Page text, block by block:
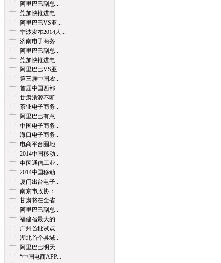
阿里巴巴副总...
莞加快推进电...
阿里巴巴VS亚...
宁波发布2014人...
济南电子商务...
阿里巴巴副总...
莞加快推进电...
阿里巴巴VS亚...
第三届中国农...
首届中国西部...
甘肃渭源不断...
茶业电子商务...
阿里巴巴有意...
中国电子商务...
海口电子商务...
电商平台圈地...
2014中国移动...
中国通信工业...
2014中国移动...
厦门出台电子...
南京市政协：...
甘肃将在全省...
阿里巴巴副总...
福建省最大的...
广州首批试点...
湖北首个县域...
阿里巴巴明天...
“中国电商APP...